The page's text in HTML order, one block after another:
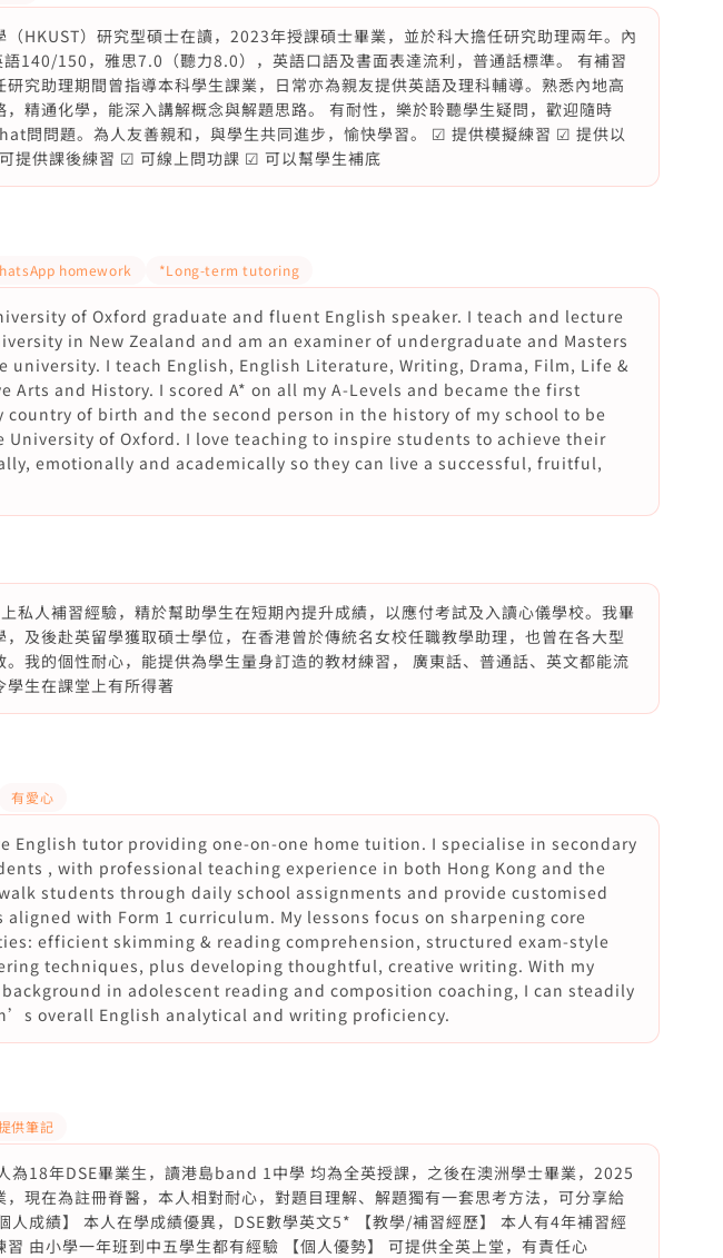
（HKUST）研究型碩士在讀，2023年授課碩士畢業，並於科大擔任研究助理兩年。內
140/150，雅思7.0（聽力8.0），英語口語及書面表達流利，普通話標準。 有補習
研究助理期間曾指導本科學生課業，日常亦為親友提供英語及理科輔導。熟悉內地高
，精通化學，能深入講解概念與解題思路。 有耐性，樂於聆聽學生疑問，歡迎隨時
問問題。為人友善親和，與學生共同進步，愉快學習。 ☑ 提供模擬練習 ☑ 提供以
提供課後練習 ☑ 可線上問功課 ☑ 可以幫學生補底
homework *Long-term tutoring
of Oxford graduate and fluent English speaker. I teach and lecture
in New Zealand and am an examiner of undergraduate and Masters
university. I teach English, English Literature, Writing, Drama, Film, Life &
Arts and History. I scored A* on all my A-Levels and became the first
country of birth and the second person in the history of my school to be
University of Oxford. I love teaching to inspire students to achieve their
emotionally and academically so they can live a successful, fruitful,
私人補習經驗，精於幫助學生在短期內提升成績，以應付考試及入讀心儀學校。我畢
，及後赴英留學獲取碩士學位，在香港曾於傳統名女校任職教學助理，也曾在各大型
。我的個性耐心，能提供為學生量身訂造的教材練習， 廣東話、普通話、英文都能流
學生在課堂上有所得著
有愛心
English tutor providing one-on-one home tuition. I specialise in secondary
, with professional teaching experience in both Hong Kong and the
students through daily school assignments and provide customised
aligned with Form 1 curriculum. My lessons focus on sharpening core
efficient skimming & reading comprehension, structured exam-style
techniques, plus developing thoughtful, creative writing. With my
in adolescent reading and composition coaching, I can steadily
overall English analytical and writing proficiency.
供筆記
為18年DSE畢業生，讀港島band 1中學 均為全英授課，之後在澳洲學士畢業，2025
，現在為註冊脊醫，本人相對耐心，對題目理解、解題獨有一套思考方法，可分享給
人成績】 本人在學成績優異，DSE數學英文5* 【教學/補習經歷】 本人有4年補習經
習 由小學一年班到中五學生都有經驗 【個人優勢】 可提供全英上堂，有責任心